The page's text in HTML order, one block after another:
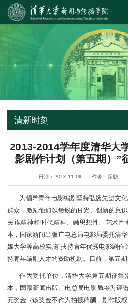
清新时刻
2013-2014学年度清华大
影剧作计划（第五期）”
日期：2013-11-08 作者：梁鹏
为倡导青年电影编剧坚持弘扬先进文
群众，激励他们以敏锐的目光、创新的意
民族精神和时代精神、融思想性、艺术性
本，国家新闻出版广电总局电影局委托清
媒大学等高校实施"扶持青年优秀电影剧作
持青年编剧人才的资助机制。目前，第五期
作为受托单位，清华大学第五期征集
本，国家新闻出版广电总局电影局将为评
元奖金（该奖金不作为拍摄稿酬，剧作版